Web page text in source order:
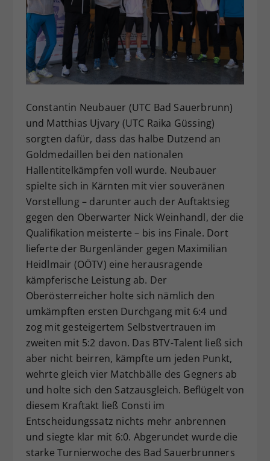
Constantin Neubauer (UTC Bad Sauerbrunn)
und Matthias Ujvary (UTC Raika Güssing)
sorgten dafür, dass das halbe Dutzend an
Goldmedaillen bei den nationalen
Hallentitelkämpfen voll wurde. Neubauer
spielte sich in Kärnten mit vier souveränen
Vorstellung – darunter auch der Auftaktsieg
gegen den Oberwarter Nick Weinhandl, der die
Qualifikation meisterte – bis ins Finale. Dort
lieferte der Burgenländer gegen Maximilian
Heidlmair (OÖTV) eine herausragende
kämpferische Leistung ab. Der
Oberösterreicher holte sich nämlich den
umkämpften ersten Durchgang mit 6:4 und
zog mit gesteigertem Selbstvertrauen im
zweiten mit 5:2 davon. Das BTV-Talent ließ sich
aber nicht beirren, kämpfte um jeden Punkt,
wehrte gleich vier Matchbälle des Gegners ab
und holte sich den Satzausgleich. Beflügelt von
diesem Kraftakt ließ Consti im
Entscheidungssatz nichts mehr anbrennen
und siegte klar mit 6:0. Abgerundet wurde die
starke Turnierwoche des Bad Sauerbrunners
Zweck
Dieser Wert speichert Ihre Consent-
Einstellungen. Unter anderem eine
zufällig generierte ID, für die
historische Speicherung Ihrer
vorgenommen Einstellungen, falls der
Webseiten-Betreiber dies eingestellt